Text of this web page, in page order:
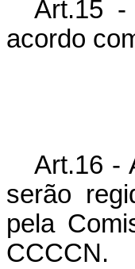
Art.15
acordo
Art.16 -
serão
pela
CCCCN.